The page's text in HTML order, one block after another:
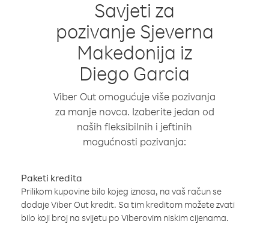
Savjeti za
pozivanje Sjeverna
Makedonija iz
Diego Garcia
Viber Out omogućuje više pozivanja
za manje novca. Izaberite jedan od
naših fleksibilnih i jeftinih
mogućnosti pozivanja:
Paketi kredita
Prilikom kupovine bilo kojeg iznosa, na vaš račun se
dodaje Viber Out kredit. Sa tim kreditom možete zvati
bilo koji broj na svijetu po Viberovim niskim cijenama.